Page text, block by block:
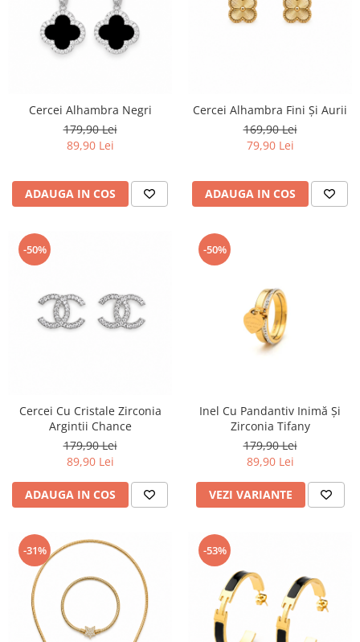
Cercei Alhambra Negri
179,90 Lei
89,90 Lei
ADAUGA IN COS
Cercei Alhambra Fini Și Aurii
169,90 Lei
79,90 Lei
ADAUGA IN COS
-50%
Cercei Cu Cristale Zirconia
Argintii Chance
179,90 Lei
89,90 Lei
ADAUGA IN COS
-50%
Inel Cu Pandantiv Inimă Și
Zirconia Tifany
179,90 Lei
89,90 Lei
VEZI VARIANTE
-31% -53%